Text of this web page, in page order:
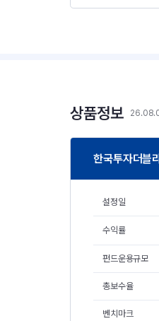
상품정보
한국투자더블
설정일
수익률
펀드운용규모
총보수율
벤치마크